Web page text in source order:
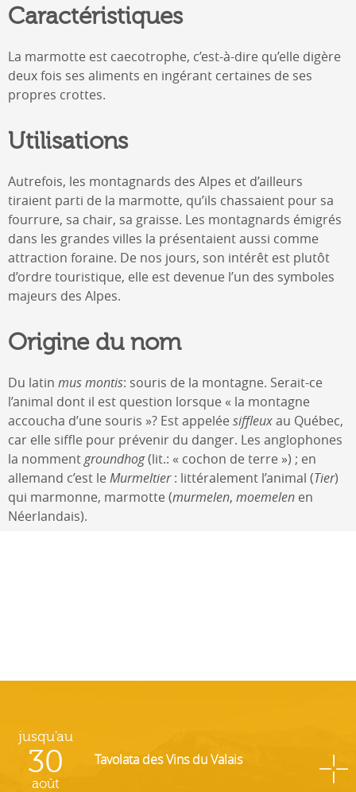
Caractéristiques
La marmotte est caecotrophe, c’est-à-dire qu’elle digère
deux fois ses aliments en ingérant certaines de ses
propres crottes.
Utilisations
Autrefois, les montagnards des Alpes et d’ailleurs
tiraient parti de la marmotte, qu’ils chassaient pour sa
fourrure, sa chair, sa graisse. Les montagnards émigrés
dans les grandes villes la présentaient aussi comme
attraction foraine. De nos jours, son intérêt est plutôt
d’ordre touristique, elle est devenue l’un des symboles
majeurs des Alpes.
Origine du nom
Du latin mus montis: souris de la montagne. Serait-ce
l’animal dont il est question lorsque « la montagne
accoucha d’une souris »? Est appelée siffleuxau Québec,
car elle siffle pour prévenir du danger. Les anglophones
la nommentgroundhog(lit.: « cochon de terre ») ; en
allemand c’est le Murmeltier: littéralement l’animal (Tier)
qui marmonne, marmotte (murmelen, moemelen en
Néerlandais).
jusqu'au
30
août
Tavolata des Vins du Valais